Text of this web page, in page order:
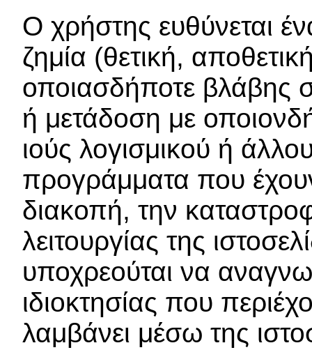
Ο χρήστης ευθύνεται
ζημία (θετική,
οποιασδήποτε βλάβης
ή μετάδοση με
ιούς λογισμικού ή
προγράμματα που έχουν
διακοπή, την
λειτουργίας της
υποχρεούται να
ιδιοκτησίας που
λαμβάνει μέσω της